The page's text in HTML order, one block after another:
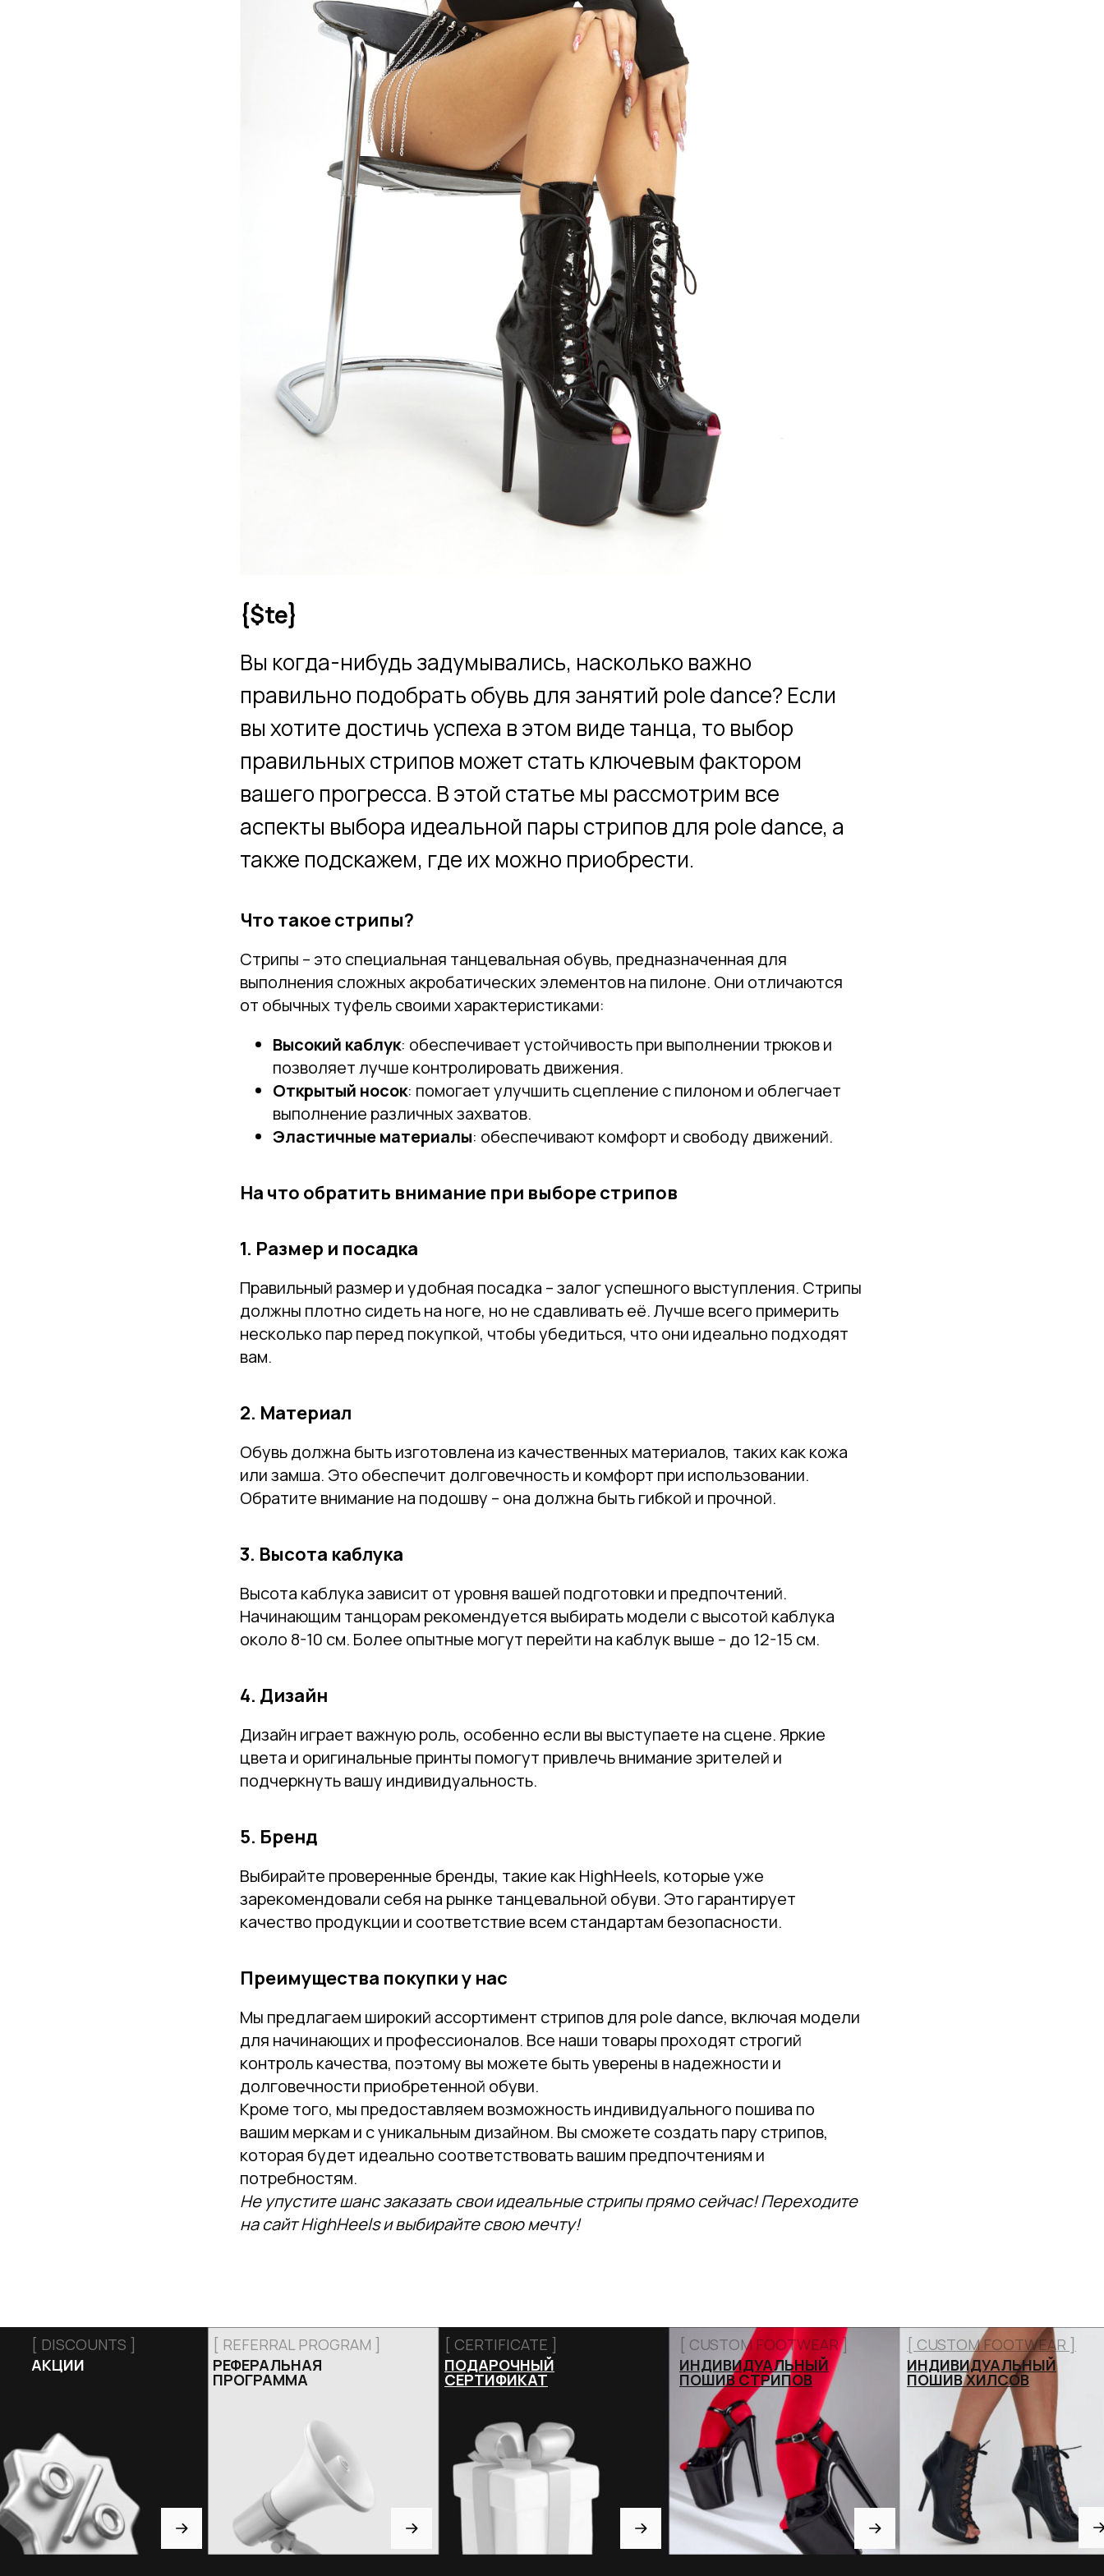
Привет! Дарим тебе -10% на первую покупку!
Подпишись на нашу рассылку
...и узнавай об акциях первой!
Email
Телефон
{$te}
Вы когда-нибудь задумывались, насколько важно
правильно подобрать обувь для занятий pole dance? Если
вы хотите достичь успеха в этом виде танца, то выбор
правильных стрипов может стать ключевым фактором
вашего прогресса. В этой статье мы рассмотрим все
аспекты выбора идеальной пары стрипов для pole dance, а
также подскажем, где их можно приобрести.
Что такое стрипы?
Стрипы – это специальная танцевальная обувь, предназначенная для
выполнения сложных акробатических элементов на пилоне. Они отличаются
от обычных туфель своими характеристиками:
Высокий каблук: обеспечивает устойчивость при выполнении трюков и
позволяет лучше контролировать движения.
Открытый носок: помогает улучшить сцепление с пилоном и облегчает
выполнение различных захватов.
Эластичные материалы: обеспечивают комфорт и свободу движений.
На что обратить внимание при выборе стрипов
1. Размер и посадка
Правильный размер и удобная посадка – залог успешного выступления. Стрипы
должны плотно сидеть на ноге, но не сдавливать её. Лучше всего примерить
несколько пар перед покупкой, чтобы убедиться, что они идеально подходят
вам.
2. Материал
Обувь должна быть изготовлена из качественных материалов, таких как кожа
или замша. Это обеспечит долговечность и комфорт при использовании.
Обратите внимание на подошву – она должна быть гибкой и прочной.
3. Высота каблука
Высота каблука зависит от уровня вашей подготовки и предпочтений.
Начинающим танцорам рекомендуется выбирать модели с высотой каблука
около 8-10 см. Более опытные могут перейти на каблук выше – до 12-15 см.
4. Дизайн
Дизайн играет важную роль, особенно если вы выступаете на сцене. Яркие
цвета и оригинальные принты помогут привлечь внимание зрителей и
подчеркнуть вашу индивидуальность.
5. Бренд
Выбирайте проверенные бренды, такие как HighHeels, которые уже
зарекомендовали себя на рынке танцевальной обуви. Это гарантирует
качество продукции и соответствие всем стандартам безопасности.
Преимущества покупки у нас
Мы предлагаем широкий ассортимент стрипов для pole dance, включая модели
для начинающих и профессионалов. Все наши товары проходят строгий
контроль качества, поэтому вы можете быть уверены в надежности и
долговечности приобретенной обуви.
Кроме того, мы предоставляем возможность индивидуального пошива по
вашим меркам и с уникальным дизайном. Вы сможете создать пару стрипов,
которая будет идеально соответствовать вашим предпочтениям и
потребностям.
Не упустите шанс заказать свои идеальные стрипы прямо сейчас! Переходите
на сайт HighHeels и выбирайте свою мечту!
[ REFERRAL PROGRAM ]
РЕФЕРАЛЬНАЯ
ПРОГРАММА
[ CERTIFICATE ]
ПОДАРОЧНЫЙ
СЕРТИФИКАТ
[ CUSTOM FOOTWEAR ]
ИНДИВИДУАЛЬНЫЙ
ПОШИВ ХИЛСОВ
[ DISCOUNTS ]
АКЦИИ
[ CUSTOM FOOTWEAR ]
ИНДИВИДУАЛЬНЫЙ
ПОШИВ СТРИПОВ